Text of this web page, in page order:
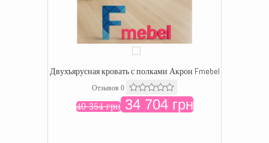
Двухъярусная кровать с полками Акрон Fmebel
Отзывов 0
40 354 грн34 704 грн